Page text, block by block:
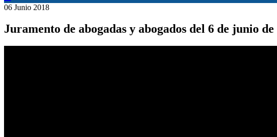
06 Junio 2018
Juramento de abogadas y abogados del 6 de junio de